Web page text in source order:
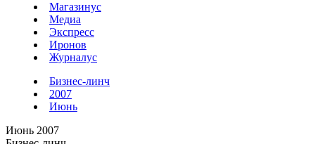
Магазинус
Медиа
Экспресс
Иронов
Журналус
Бизнес-линч
2007
Июнь
Июнь 2007